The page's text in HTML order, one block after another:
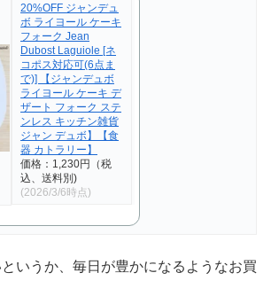
20%OFF ジャンデュ
ボ ライヨール ケーキ
フォーク Jean
Dubost Laguiole [ネ
コポス対応可(6点ま
で)] 【ジャンデュボ
ライヨール ケーキ デ
ザート フォーク ステ
ンレス キッチン雑貨
ジャン デュボ】【食
器 カトラリー】
価格：1,230円（税
込、送料別)
(2026/3/6時点)
いうか、毎日が豊かになるようなお買